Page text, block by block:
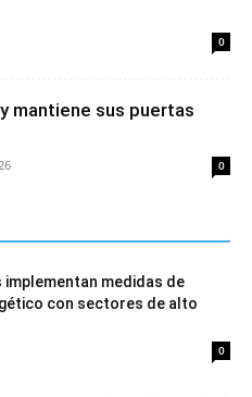
0
mantiene sus puertas
0
medidas de
con sectores de alto
0